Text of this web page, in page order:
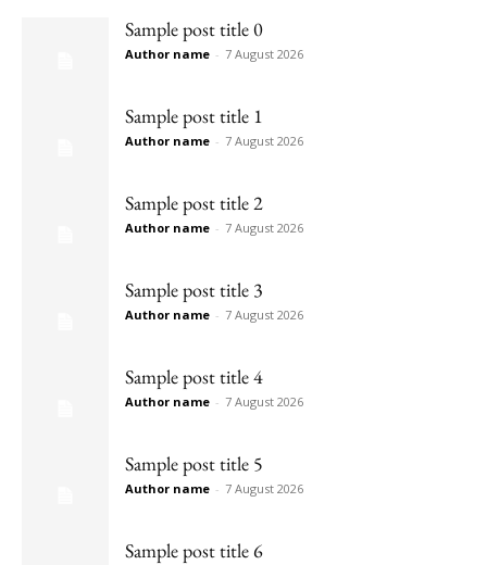
Sample post title 0
Author name - 7 August 2026
Sample post title 1
Author name - 7 August 2026
Sample post title 2
Author name - 7 August 2026
Sample post title 3
Author name - 7 August 2026
Sample post title 4
Author name - 7 August 2026
Sample post title 5
Author name - 7 August 2026
Sample post title 6